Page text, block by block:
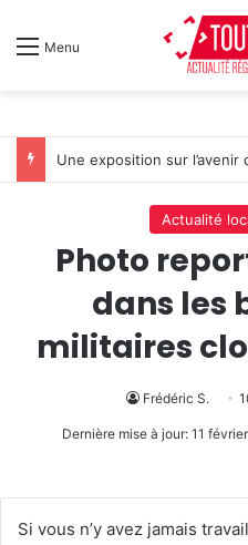
Menu
Actualité
Photo
dans les
militaires
Frédéric S.
Dernière mise à jour: 11
Si vous n’y avez jamais